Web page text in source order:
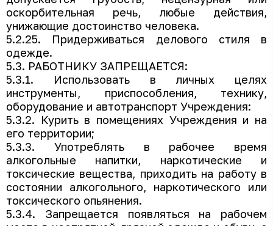
оскорбительная речь, любые действия,
унижающие достоинство человека.
5.2.25. Придерживаться делового стиля в
одежде.
5.3. РАБОТНИКУ ЗАПРЕЩАЕТСЯ:
5.3.1. Использовать в личных целях
инструменты, приспособления, технику,
оборудование и автотранспорт Учреждения:
5.3.2. Курить в помещениях Учреждения и на
его территории;
5.3.3. Употреблять в рабочее время
алкогольные напитки, наркотические и
токсические вещества, приходить на работу в
состоянии алкогольного, наркотического или
токсического опьянения.
5.3.4. Запрещается появляться на рабочем